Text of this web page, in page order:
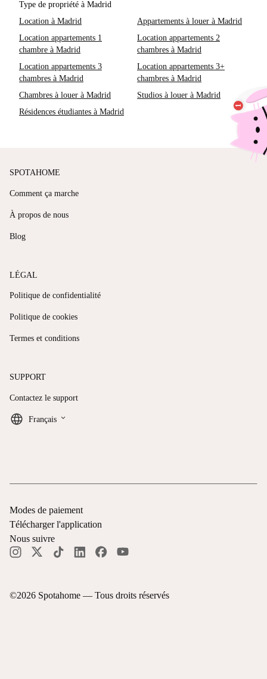
Type de propriété à Madrid
Location à Madrid
Appartements à louer à Madrid
Location appartements 1
chambre à Madrid
Location appartements 2
chambres à Madrid
Location appartements 3
chambres à Madrid
Location appartements 3+
chambres à Madrid
Chambres à louer à Madrid
Studios à louer à Madrid
Résidences étudiantes à Madrid
SPOTAHOME
Comment ça marche
À propos de nous
Blog
LÉGAL
Politique de confidentialité
Politique de cookies
Termes et conditions
SUPPORT
Contactez le support
Français keyboard_arrow_down
©2026 Spotahome — Tous droits réservés
Modes de paiement
Télécharger l'application
Nous suivre